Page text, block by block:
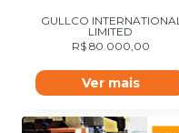
GULLCO INTERNATIONAL
LIMITED
R$ 80.000,00
Ver mais